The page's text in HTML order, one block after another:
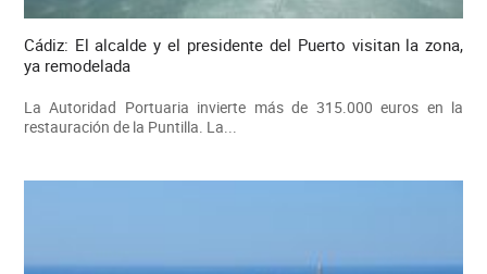
Cádiz: El alcalde y el presidente del Puerto visitan la zona,
ya remodelada
La Autoridad Portuaria invierte más de 315.000 euros en la
restauración de la Puntilla. La...